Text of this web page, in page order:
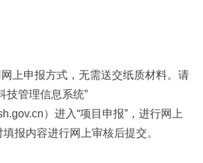
申报方式，无需送交纸质材料。请
技管理信息系统”
）进入“项目申报”，进行网上
报内容进行网上审核后提交。